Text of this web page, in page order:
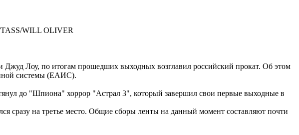
WILL OLIVER
Лоу, по итогам прошедших выходных возглавил российский прокат. Об этом
системы (ЕАИС).
до "Шпиона" хоррор "Астрал 3", который завершил свои первые выходные в
сразу на третье место. Общие сборы ленты на данный момент составляют почти